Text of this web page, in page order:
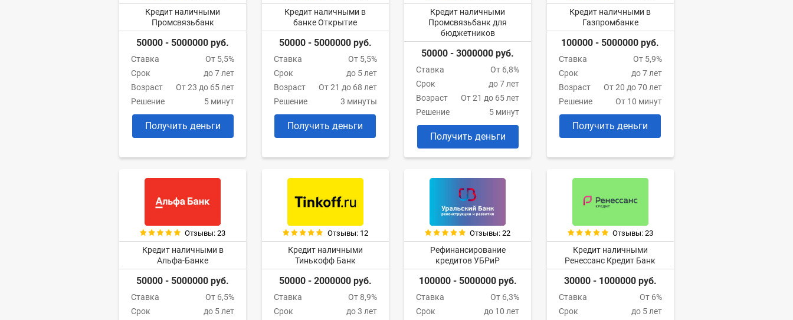
Кредит наличными
Промсвязьбанк
50000 - 5000000 руб.
Ставка
От 5,5%
Срок
до 7 лет
Возраст
От 23 до 65 лет
Решение
5 минут
Получить деньги
Кредит наличными в
банке Открытие
50000 - 5000000 руб.
Ставка
От 5,5%
Срок
до 5 лет
Возраст
От 21 до 68 лет
Решение
3 минуты
Получить деньги
Кредит наличными
Промсвязьбанк для
бюджетников
50000 - 3000000 руб.
Ставка
От 6,8%
Срок
до 7 лет
Возраст
От 21 до 65 лет
Решение
5 минут
Получить деньги
Кредит наличными в
Газпромбанке
100000 - 5000000 руб.
Ставка
От 5,9%
Срок
до 7 лет
Возраст
От 20 до 70 лет
Решение
От 10 минут
Получить деньги
Отзывы: 23
Кредит наличными в
Альфа-Банке
50000 - 5000000 руб.
Ставка
От 6,5%
Срок
до 5 лет
Отзывы: 12
Кредит наличными
Тинькофф Банк
50000 - 2000000 руб.
Ставка
От 8,9%
Срок
до 3 лет
Отзывы: 22
Рефинансирование
кредитов УБРиР
100000 - 5000000 руб.
Ставка
От 6,3%
Срок
до 10 лет
Отзывы: 23
Кредит наличными
Ренессанс Кредит Банк
30000 - 1000000 руб.
Ставка
От 6%
Срок
до 5 лет